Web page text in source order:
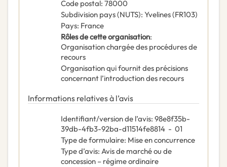
Code postal: 78000
Subdivision pays (NUTS): Yvelines(FR103)
Pays: France
Rôles de cette organisation:
Organisation chargée des procédures de
recours
Organisation qui fournit des précisions
concernant l’introduction des recours
Informations relatives à l’avis
Identifiant/version de l’avis: 98e8f35b-
39db-4fb3-92ba-d11514fe8814 - 01
Type de formulaire: Mise en concurrence
Type d’avis: Avis de marché ou de
concession – régime ordinaire